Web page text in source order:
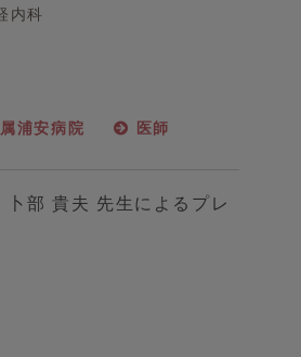
内科
浦安病院 医師
部 貴夫 先生によるプレ